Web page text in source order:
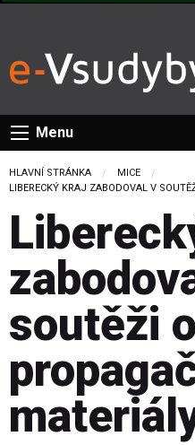
Menu
HLAVNÍ STRÁNKA
MICE
CURRENT:
LIBERECKÝ KRAJ ZABODOVAL V
soutěži